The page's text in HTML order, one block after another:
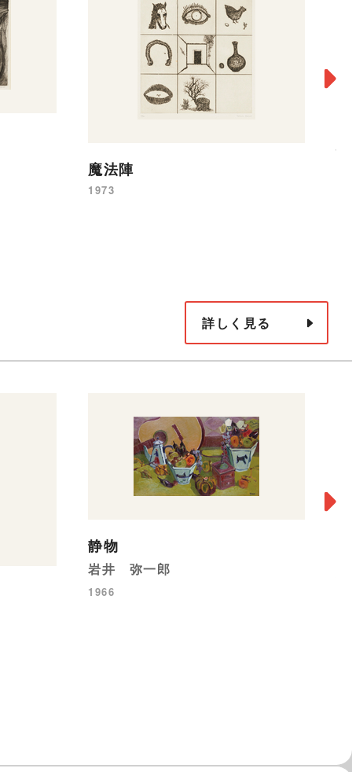
魔法陣
1973
詳しく見る
静物
岩井 弥一郎
1966